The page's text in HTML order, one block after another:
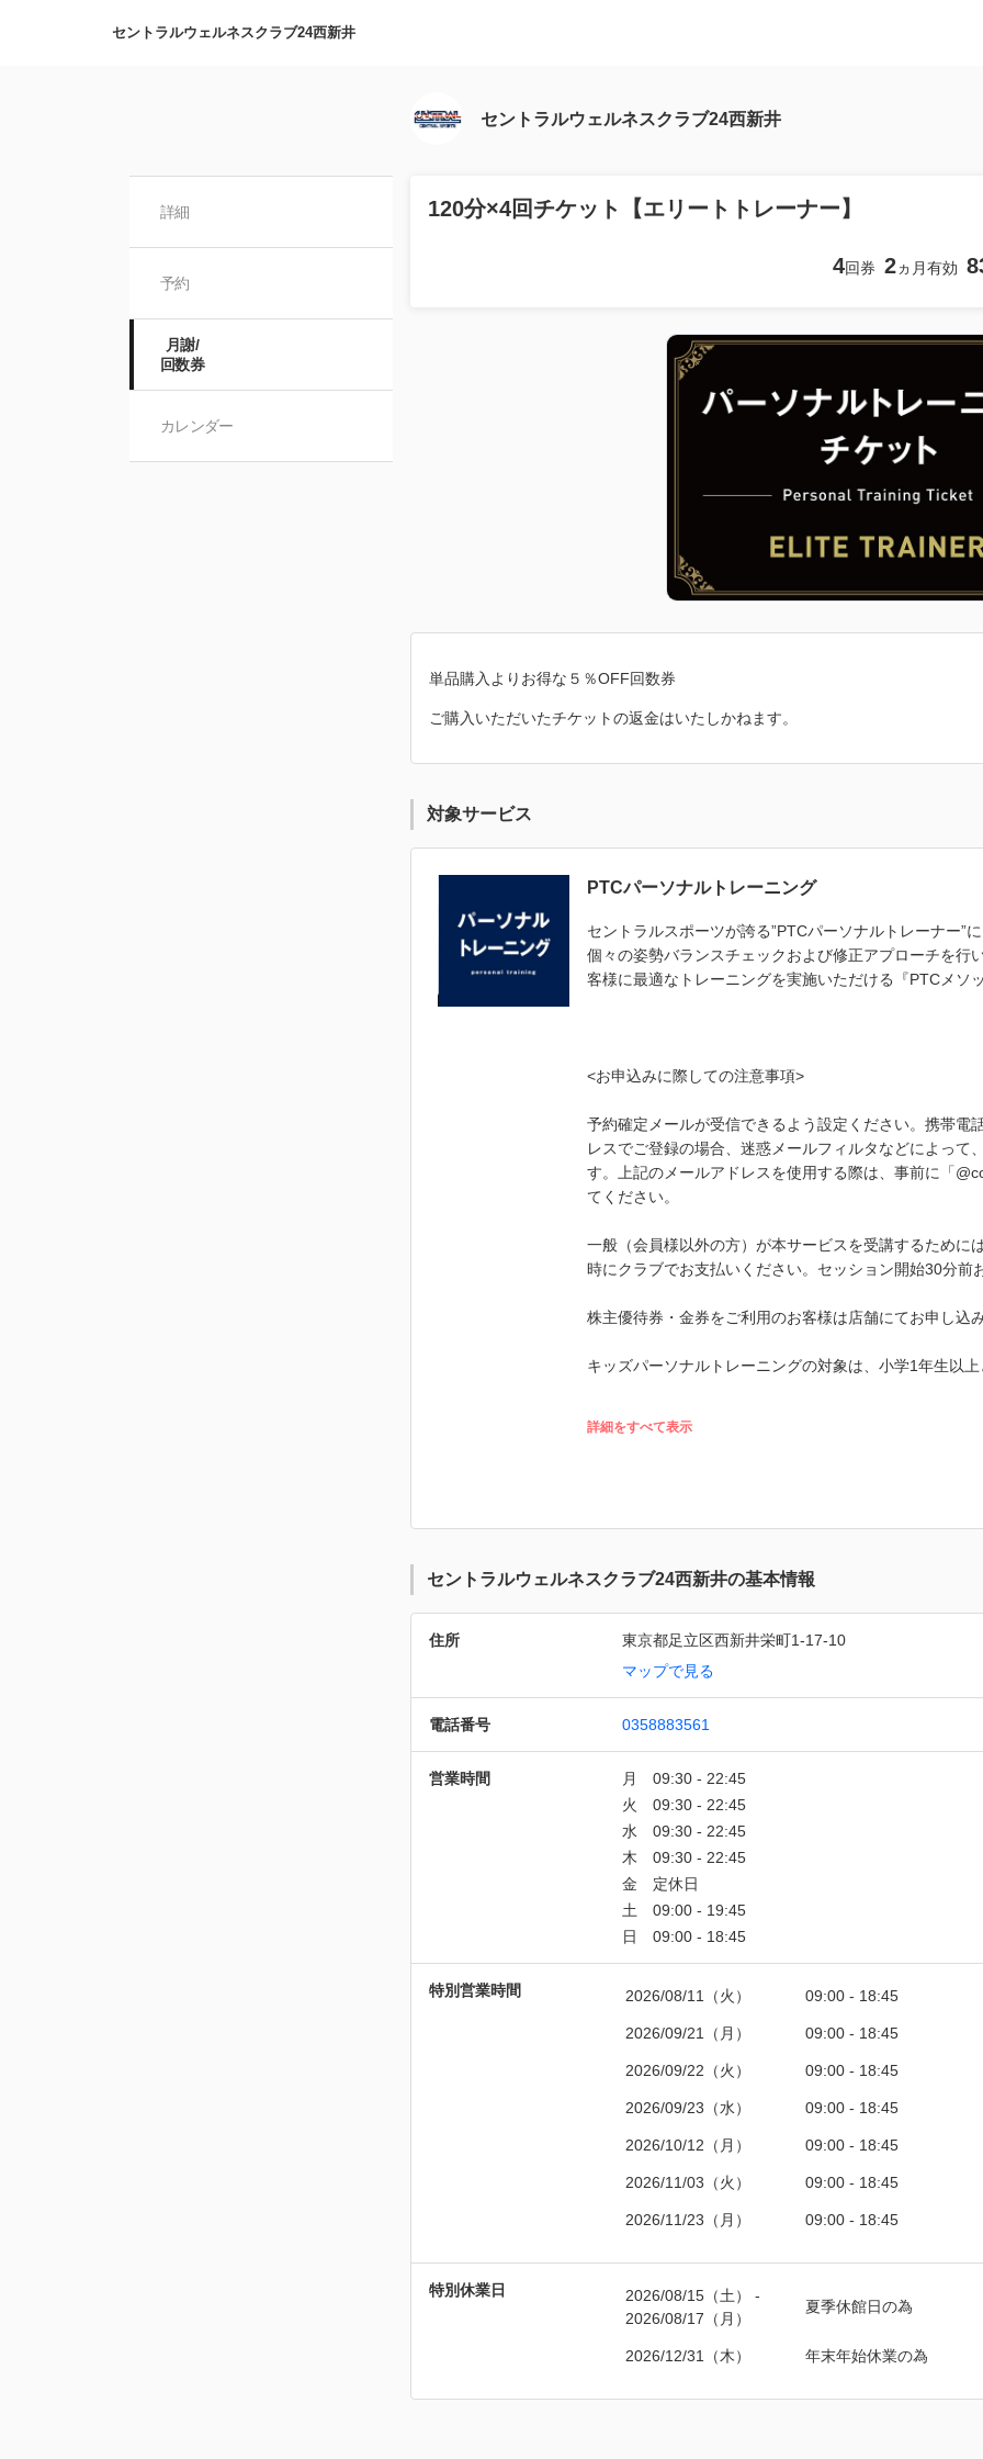
セントラルウェルネスクラブ24西新井
セントラルウェルネスクラブ24西新井
詳細
予約
月謝/
回数券
カレンダー
120分×4回チケット【エリートトレーナー】
4回券 2ヵ月有効
単品購入よりお得な５％OFF回数券
ご購入いただいたチケットの返金はいたしかねます。
対象サービス
PTCパーソナルトレーニング
セントラルスポーツが誇る”PTCパーソナルトレーナー”
個々の姿勢バランスチェックおよび修正アプローチを行
客様に最適なトレーニングを実施いただける『PTCメソ
<お申込みに際しての注意事項>
予約確定メールが受信できるよう設定ください。携帯電
レスでご登録の場合、迷惑メールフィルタなどによって
す。上記のメールアドレスを使用する際は、事前に「
てください。
一般（会員様以外の方）が本サービスを受講するために
時にクラブでお支払いください。セッション開始30分前
株主優待券・金券をご利用のお客様は店舗にてお申し込
キッズパーソナルトレーニングの対象は、小学1年生以上
詳細をすべて表示
セントラルウェルネスクラブ24西新井の基本情報
住所
東京都足立区西新井栄町1-17-10
マップで見る
電話番号 0358883561
営業時間
特別営業時間 2026/08/11（火） 09:00 - 18:45
2026/09/21（月） 09:00 - 18:45
2026/09/22（火） 09:00 - 18:45
2026/09/23（水） 09:00 - 18:45
2026/10/12（月） 09:00 - 18:45
2026/11/03（火） 09:00 - 18:45
2026/11/23（月） 09:00 - 18:45
特別休業日 2026/08/15（土）
-
2026/08/17（月）
夏季休館日の為
2026/12/31（木） 年末年始休業の為